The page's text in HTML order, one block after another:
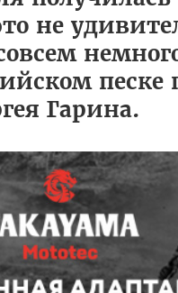
не
совсем
песке
Гарина.